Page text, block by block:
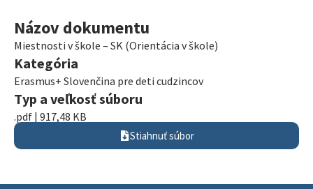
Názov dokumentu
Miestnosti v škole – SK (Orientácia v škole)
Kategória
Erasmus+ Slovenčina pre deti cudzincov
Typ a veľkosť súboru
.pdf | 917,48 KB
Stiahnuť súbor